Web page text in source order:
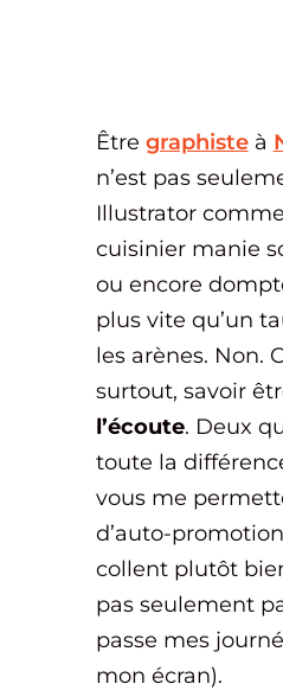
Être graphisteà
n’est pas
Illustrator
cuisinier manie
ou encore
plus vite qu’un
les arènes. Non.
surtout, savoir
l’écoute. Deux
toute la
vous me
d’auto-
collent plutôt
pas seulement
passe mes
mon écran).